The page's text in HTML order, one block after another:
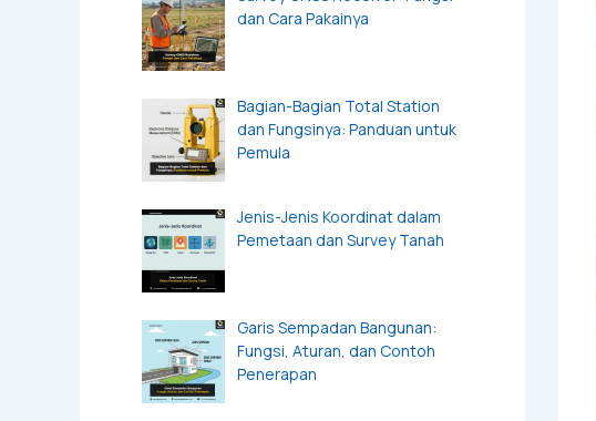
dan Cara Pakainya
Bagian-Bagian Total Station
dan Fungsinya: Panduan untuk
Pemula
Jenis-Jenis Koordinat dalam
Pemetaan dan Survey Tanah
Garis Sempadan Bangunan:
Fungsi, Aturan, dan Contoh
Penerapan